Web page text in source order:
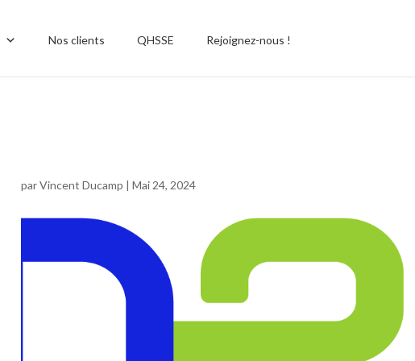
Nos clients QHSSE Rejoignez-nous !
parVincent Ducamp | Mai 24, 2024